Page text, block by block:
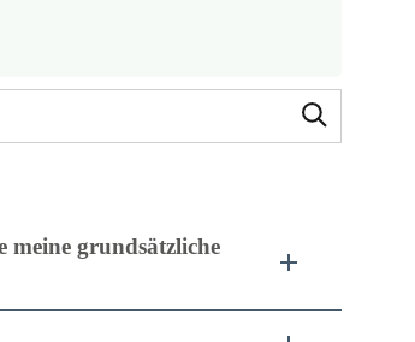
meine grundsätzliche